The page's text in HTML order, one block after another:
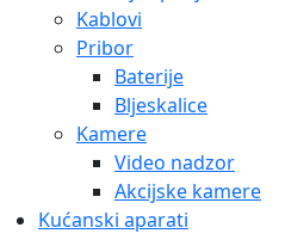
Kablovi
Pribor
Baterije
Bljeskalice
Kamere
Video nadzor
Akcijske kamere
Kućanski aparati